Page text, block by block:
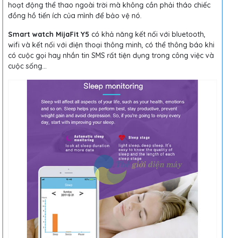
hoạt động thể thao ngoài trời mà không cần phải tháo chiếc
đồng hồ tiến ích của mình để bảo vệ nó.
Smart watch MijaFit Y5 có khả năng kết nối với bluetooth,
wifi và kết nối với điện thoại thông minh, có thể thông báo khi
có cuộc gọi hay nhắn tin SMS rất tiện dụng trong công việc và
cuộc sống...